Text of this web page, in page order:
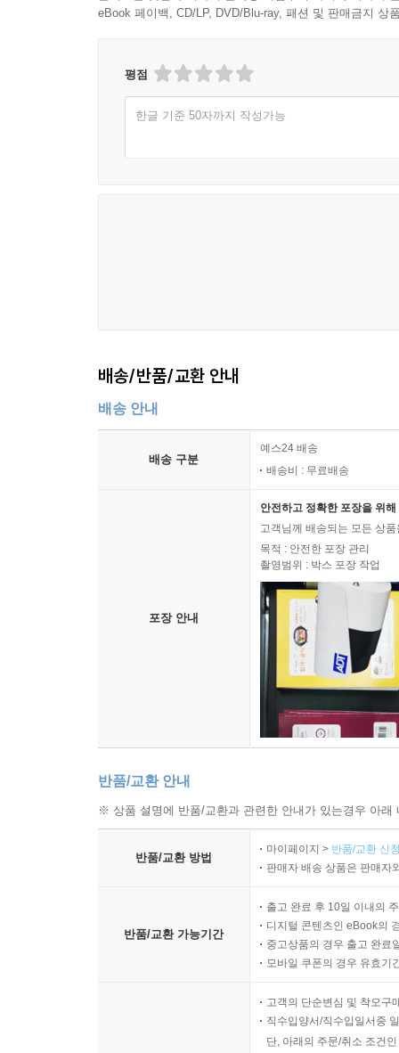
eBook 페이백, CD/LP, DVD/Blu-ray, 패션 및 판매금지 상
평점
한글 기준 50자까지 작성가능
배송/반품/교환 안내
배송 안내
배송 구분
예스24 배송
배송비 : 무료배송
포장 안내
안전하고 정확한 포장을 위
고객님께 배송되는 모든 상
목적 : 안전한 포장 관리
촬영범위 : 박스 포장 작업
반품/교환 안내
※ 상품 설명에 반품/교환과 관련한 안내가 있는경우 아
반품/교환 방법
마이페이지 > 반품/교환 신
판매자 배송 상품은 판매자
반품/교환 가능기간
출고 완료 후 10일 이내의
디지털 콘텐츠인 eBook의
중고상품의 경우 출고 완료
모바일 쿠폰의 경우 유효기
고객의 단순변심 및 착오구
직수입양서/직수입일서중
단, 아래의 주문/취소 조건